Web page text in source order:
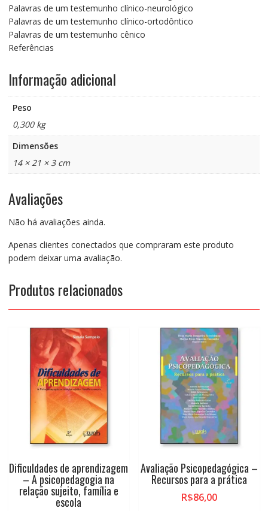
Palavras de um testemunho clínico-neurológico
Palavras de um testemunho clínico-ortodôntico
Palavras de um testemunho cênico
Referências
Informação adicional
Peso
0,300 kg
Dimensões
14 × 21 × 3 cm
Avaliações
Não há avaliações ainda.
Apenas clientes conectados que compraram este produto
podem deixar uma avaliação.
Produtos relacionados
Dificuldades de aprendizagem
– A psicopedagogia na
relação sujeito, família e
escola
Avaliação Psicopedagógica –
Recursos para a prática
R$86,00